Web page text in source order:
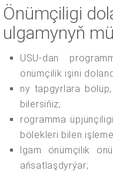
Önümçiligi
ulgamynyň
USU-dan
önümçilik işini
ny tapgyrlara
bilersiňiz;
rogramma
bölekleri bilen
lgam önümçilik
aňsatlaşdyrýar;